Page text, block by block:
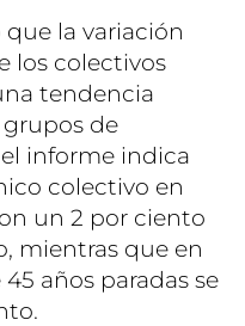
la variación
los colectivos
tendencia
de
informe indica
colectivo en
un 2 por ciento
mientras que en
años paradas se